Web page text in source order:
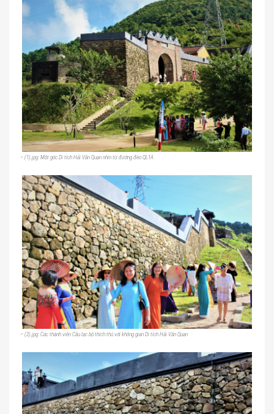
– (1).jpg: Một góc Di tích Hải Vân Quan nhìn từ đường đèo QL1A
– (2).jpg: Các thành viên Câu lạc bộ thích thú với không gian Di tích Hải Vân Quan